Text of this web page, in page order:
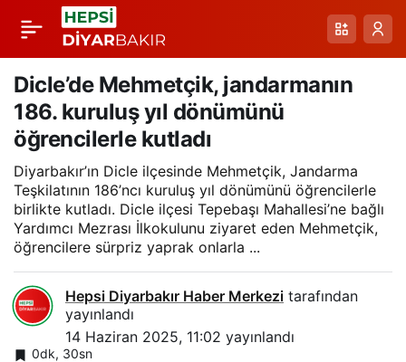
Dicle’de Mehmetçik, jandarmanın
186. kuruluş yıl dönümünü
öğrencilerle kutladı
Diyarbakır’ın Dicle ilçesinde Mehmetçik, Jandarma
Teşkilatının 186’ncı kuruluş yıl dönümünü öğrencilerle
birlikte kutladı. Dicle ilçesi Tepebaşı Mahallesi’ne bağlı
Yardımcı Mezrası İlkokulunu ziyaret eden Mehmetçik,
öğrencilere sürpriz yaprak onlarla ...
Hepsi Diyarbakır Haber Merkezi tarafından
yayınlandı
14 Haziran 2025, 11:02 yayınlandı
0dk, 30sn
DİSİDER Başkanı
Akbaş: ’’İsrail’in İran’a
yönelik başlattığı
saldırıları derin bir
endişeyle takip
ediyoruz’’
Paylaş